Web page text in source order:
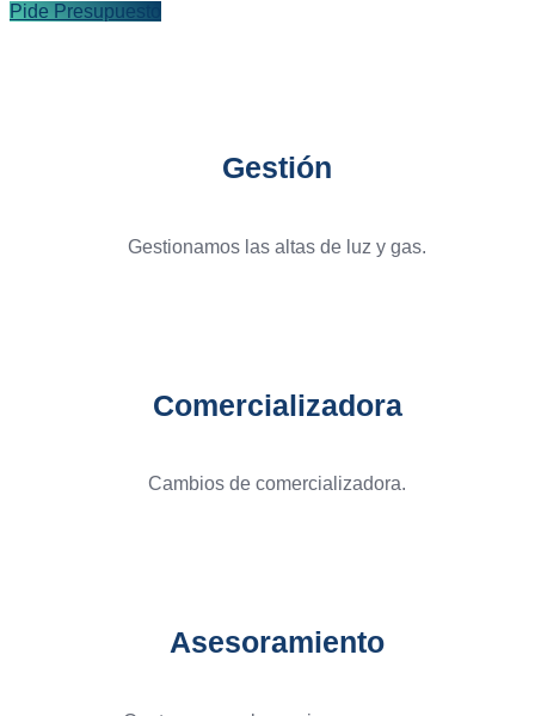
Pide Presupuesto
Gestión
Gestionamos las altas de luz y gas.
Comercializadora
Cambios de comercializadora.
Asesoramiento